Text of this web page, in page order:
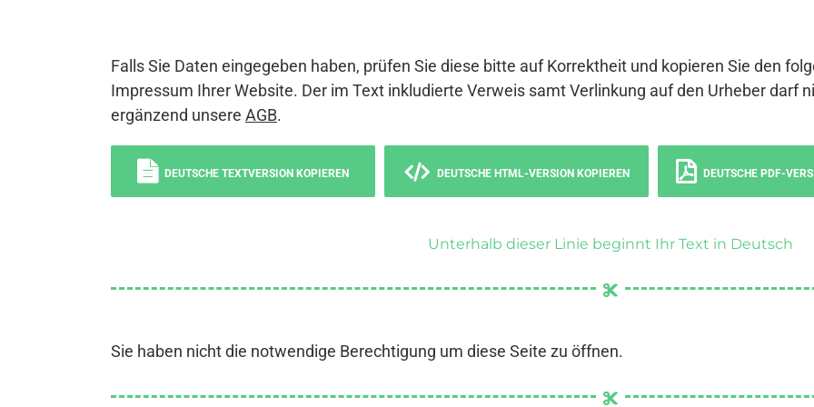
Falls Sie Daten eingegeben haben, prüfen Sie diese bitte auf Korrektheit und kopieren Sie den
Impressum Ihrer Website. Der im Text inkludierte Verweis samt Verlinkung auf den Urheber darf
ergänzend unsere AGB.
DEUTSCHE TEXTVERSION KOPIEREN DEUTSCHE HTML-VERSION KOPIEREN DEUTSCHE PDF-
Unterhalb dieser Linie beginnt Ihr Text in Deutsch
Sie haben nicht die notwendige Berechtigung um diese Seite zu öffnen.